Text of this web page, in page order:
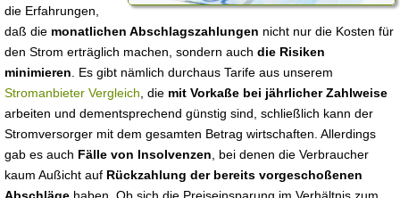
die Erfahrungen,
daß die monatlichen Abschlagszahlungen nicht nur die Kosten für
den Strom erträglich machen, sondern auch die Risiken
minimieren . Es gibt nämlich durchaus Tarife aus unserem
Stromanbieter Vergleich , die mit Vorkaße bei jährlicher Zahlweise
arbeiten und dementsprechend günstig sind, schließlich kann der
Stromversorger mit dem gesamten Betrag wirtschaften. Allerdings
gab es auch Fälle von Insolvenzen , bei denen die Verbraucher
kaum Außicht auf Rückzahlung der bereits vorgeschoßenen